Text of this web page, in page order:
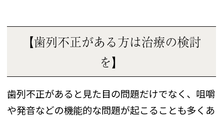
【歯列不正がある方は治療の検討
を】
歯列不正があると見た目の問題だけでなく、咀嚼
や発音などの機能的な問題が起こることも多くあ